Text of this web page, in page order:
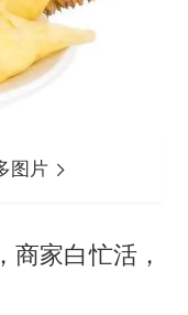
图片
商家白忙活，